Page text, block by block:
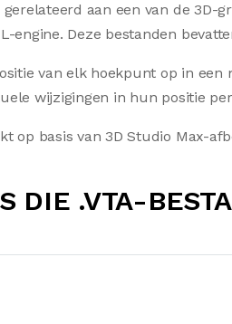
aan een van de 3D-
engine. Deze bestanden
van elk hoekpunt op in
wijzigingen in hun positie
op basis van 3D Studio Max-
DIE .VTA-